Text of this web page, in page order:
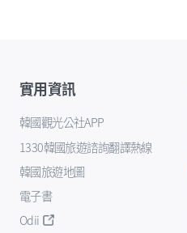
實用資訊
韓國觀光公社APP
1330韓國旅遊諮詢翻譯熱線
韓國旅遊地圖
電子書
Odii